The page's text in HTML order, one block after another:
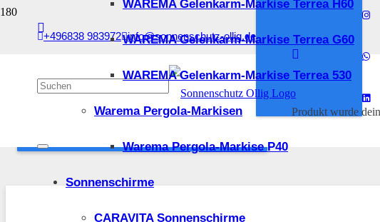
+496838 983972 info@sonnenschutz-ollig.de
Produktwurde
WAREMA Gelenkarm-Markise Terrea H60
WAREMA Gelenkarm-Markise Terrea G60
WAREMA Gelenkarm-Markise Terrea 530
Warema Pergola-Markisen
Warema Pergola-Markise P40
Sonnenschirme
CARAVITA Sonnenschirme
Sonnenschutz Ollig Suchfilter
Kasettenmarkise6